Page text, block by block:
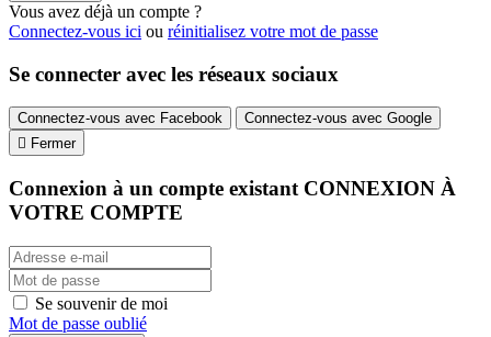
Vous avez déjà un compte ?
Connectez-vous ici ou réinitialisez votre mot de passe
Se connecter avec les réseaux sociaux
Connectez-vous avec Facebook
Connectez-vous avec Google
 Fermer
Connexion à un compte existant CONNEXION À
VOTRE COMPTE
Se souvenir de moi
Mot de passe oublié